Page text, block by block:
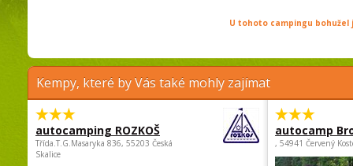
U tohoto campingu
Kempy, které by Vás také mohly zajímat
autocamping ROZKOŠ
Třída.T.G.Masaryka 836, 55203 Česká
Skalice
autocamp
, 54941 Červený